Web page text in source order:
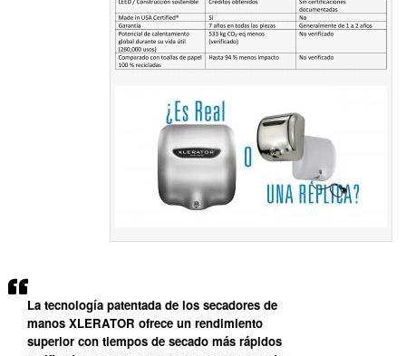
La tecnología patentada de los secadores de
manos XLERATOR ofrece un rendimiento
superior con tiempos de secado más rápidos